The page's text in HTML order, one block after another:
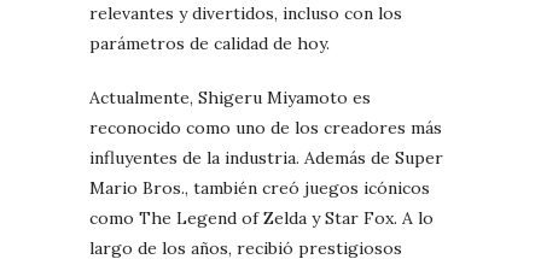
relevantes y divertidos, incluso con los
parámetros de calidad de hoy.
Actualmente, Shigeru Miyamoto es
reconocido como uno de los creadores más
influyentes de la industria. Además de Super
Mario Bros., también creó juegos icónicos
como The Legend of Zelda y Star Fox. A lo
largo de los años, recibió prestigiosos